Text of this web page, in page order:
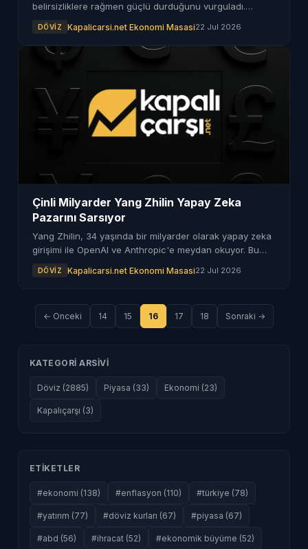
belirsizliklere rağmen güçlü durduğunu vurguladı.
edeceğini ifade etti.
DÖVIZ Kapalicarsi.net Ekonomi Masasi22 Jul 2026
Çinli Milyarder Yang Zhilin Yapay Zeka
Pazarını Sarsıyor
Yang Zhilin, 34 yaşında bir milyarder olarak yapay zeka
girişimi ile OpenAI ve Anthropic'e meydan okuyor. Bu
yaratabilir.
DÖVIZ Kapalicarsi.net Ekonomi Masasi22 Jul 2026
← Onceki 14 15 16 17 18 Sonraki →
KATEGORI ARSIVI
Döviz (2885) Piyasa (33) Ekonomi (23)
Kapalıçarşı (3)
ETIKETLER
#ekonomi (138) #enflasyon (110) #türkiye (78)
#yatırım (77) #döviz kurları (67) #piyasa (67)
#abd (56) #ihracat (52) #ekonomik büyüme (52)